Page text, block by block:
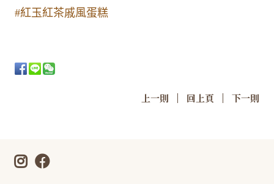
#紅玉紅茶戚風蛋糕
上一則 | 回上頁 |下一則